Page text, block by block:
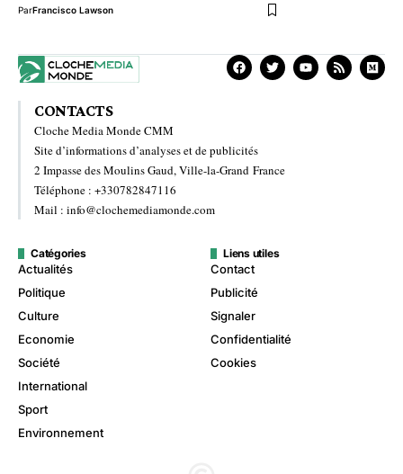
ParFrancisco Lawson
CONTACTS
Cloche Media Monde CMM
Site d’informations d’analyses et de publicités
2 Impasse des Moulins Gaud, Ville-la-Grand France
Téléphone : +330782847116
Mail : info@clochemediamonde.com
Catégories
Actualités
Politique
Culture
Economie
Société
International
Sport
Environnement
Liens utiles
Contact
Publicité
Signaler
Confidentialité
Cookies